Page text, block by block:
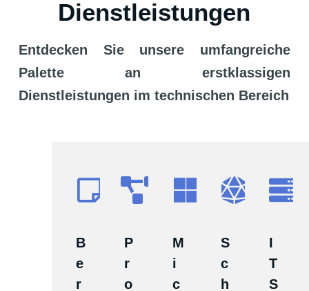
Dienstleistungen
Entdecken Sie unsere umfangreiche
Palette an erstklassigen
Dienstleistungen im technischen Bereich
B
e
r
P
r
o
M
i
c
S
c
h
I
T
S